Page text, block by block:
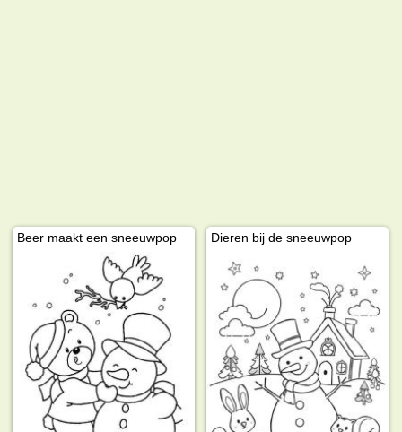
Beer maakt een sneeuwpop Dieren bij de sneeuwpop